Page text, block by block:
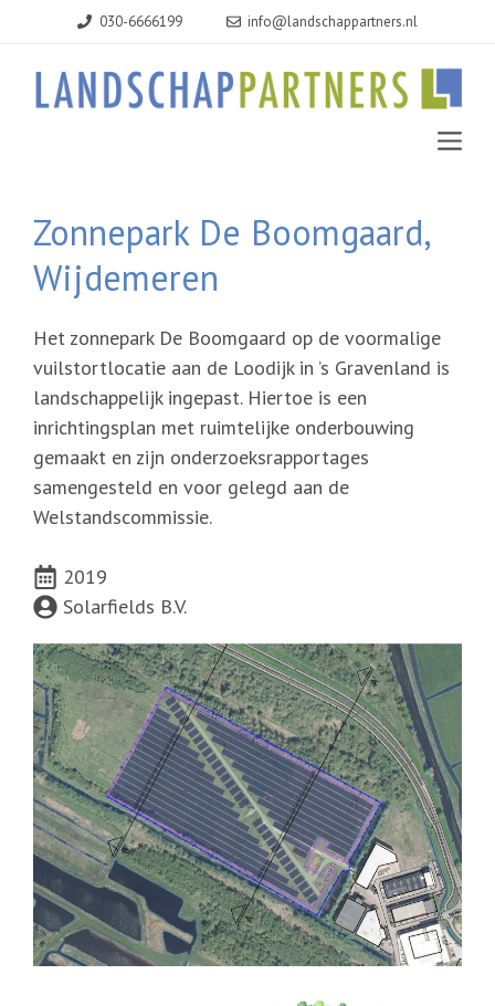
inhoud
030-6666199 info@landschappartners.nl
Zonnepark De Boomgaard,
Wijdemeren
Het zonnepark De Boomgaard op de voormalige
vuilstortlocatie aan de Loodijk in ’s Gravenland is
landschappelijk ingepast. Hiertoe is een
inrichtingsplan met ruimtelijke onderbouwing
gemaakt en zijn onderzoeksrapportages
samengesteld en voor gelegd aan de
Welstandscommissie.
2019
Solarfields B.V.